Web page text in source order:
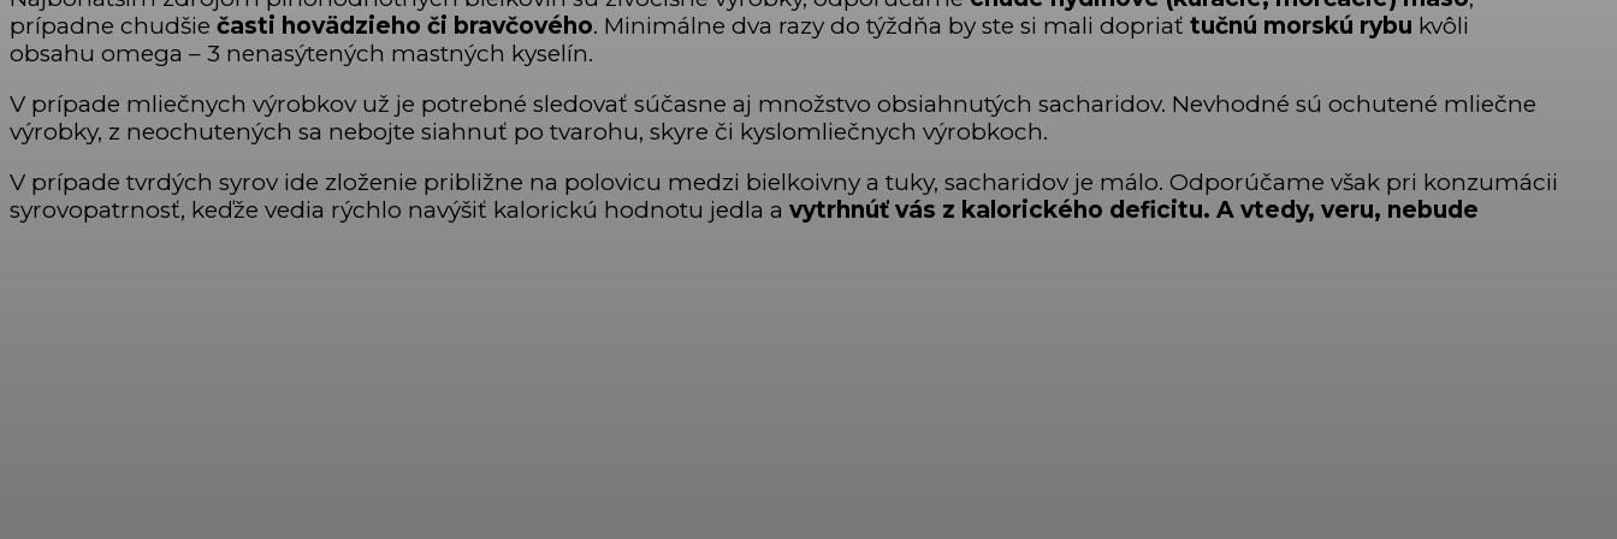
prípadne chudšie časti hovädzieho či bravčového. Minimálne dva razy do týždňa by ste si mali dopriať tučnú morskú rybu kvôli
obsahu omega – 3 nenasýtených mastných kyselín.
V prípade mliečnych výrobkov už je potrebné sledovať súčasne aj množstvo obsiahnutých sacharidov. Nevhodné sú ochutené mliečne
výrobky, z neochutených sa nebojte siahnuť po tvarohu, skyre či kyslomliečnych výrobkoch.
V prípade tvrdých syrov ide zloženie približne na polovicu medzi bielkoivny a tuky, sacharidov je málo. Odporúčame však pri konzumácii
syrovopatrnosť, keďže vedia rýchlo navýšiť kalorickú hodnotu jedla a vytrhnúť vás z kalorického deficitu. A vtedy, veru, nebude